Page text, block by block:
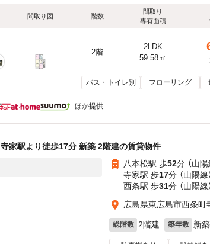
間取り図 階数
間取り
専有面積
2階
2LDK
59.58㎡
バス・トイレ別 フローリング
ほか提供
寺家駅より徒歩17分 新築 2階建の賃貸物件
八本松駅 歩52分 （山陽
寺家駅 歩17分 （山陽線）
西条駅 歩31分 （山陽線）
広島県東広島市西条町
総階数 2階建 築年数 新築